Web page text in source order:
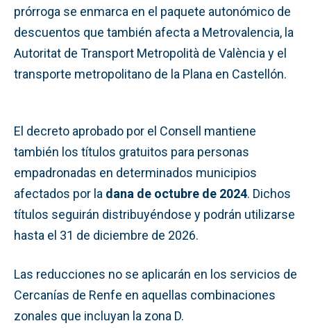
prórroga se enmarca en el paquete autonómico de
descuentos que también afecta a Metrovalencia, la
Autoritat de Transport Metropolità de València y el
transporte metropolitano de la Plana en Castellón.
El decreto aprobado por el Consell mantiene
también los títulos gratuitos para personas
empadronadas en determinados municipios
afectados por la dana de octubre de 2024. Dichos
títulos seguirán distribuyéndose y podrán utilizarse
hasta el 31 de diciembre de 2026.
Las reducciones no se aplicarán en los servicios de
Cercanías de Renfe en aquellas combinaciones
zonales que incluyan la zona D.